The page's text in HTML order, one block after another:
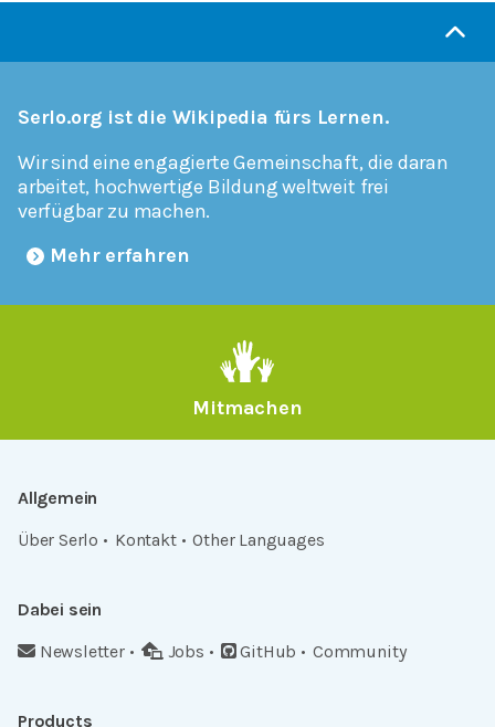
Serlo.org ist die Wikipedia fürs Lernen.
Wir sind eine engagierte Gemeinschaft, die daran
arbeitet, hochwertige Bildung weltweit frei
verfügbar zu machen.
Mehr erfahren
Mitmachen
Allgemein
Über Serlo
Kontakt Other Languages
Dabei sein
Newsletter
Jobs GitHub Community
Products